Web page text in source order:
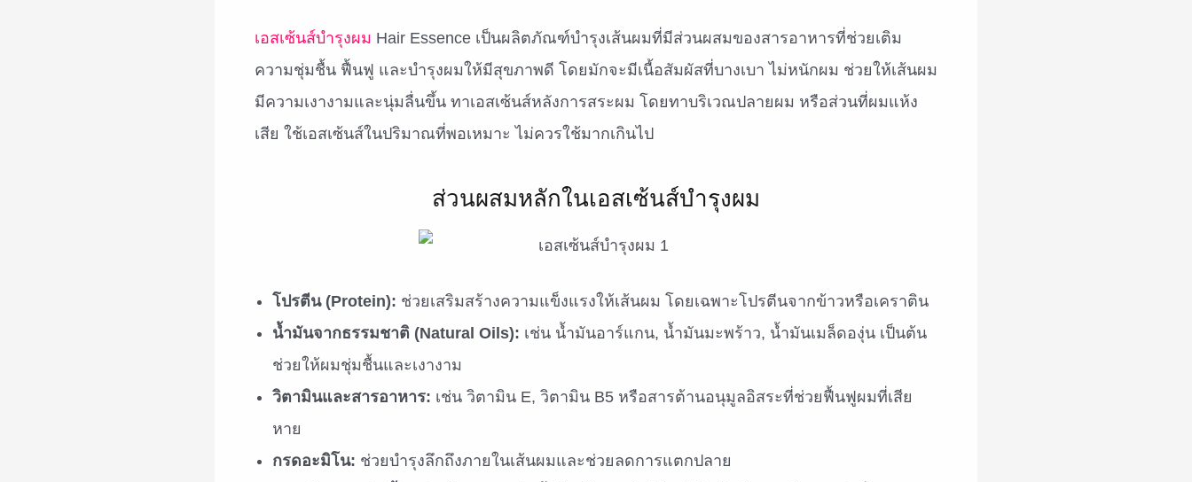
เอสเซ้นส์บำรุงผม Hair Essence เป็นผลิตภัณฑ์บำรุงเส้นผมที่มีส่วนผสมของสารอาหารที่ช่วยเติม
ความชุ่มชื้น ฟื้นฟู และบำรุงผมให้มีสุขภาพดี โดยมักจะมีเนื้อสัมผัสที่บางเบา ไม่หนักผม ช่วยให้เส้นผม
มีความเงางามและนุ่มลื่นขึ้น ทาเอสเซ้นส์หลังการสระผม โดยทาบริเวณปลายผม หรือส่วนที่ผมแห้ง
เสีย ใช้เอสเซ้นส์ในปริมาณที่พอเหมาะ ไม่ควรใช้มากเกินไป
ส่วนผสมหลักในเอสเซ้นส์บำรุงผม
โปรตีน (Protein): ช่วยเสริมสร้างความแข็งแรงให้เส้นผม โดยเฉพาะโปรตีนจากข้าวหรือเคราติน
น้ำมันจากธรรมชาติ (Natural Oils): เช่น น้ำมันอาร์แกน, น้ำมันมะพร้าว, น้ำมันเมล็ดองุ่น เป็นต้น
ช่วยให้ผมชุ่มชื้นและเงางาม
วิตามินและสารอาหาร: เช่น วิตามิน E, วิตามิน B5 หรือสารต้านอนุมูลอิสระที่ช่วยฟื้นฟูผมที่เสีย
หาย
กรดอะมิโน: ช่วยบำรุงลึกถึงภายในเส้นผมและช่วยลดการแตกปลาย